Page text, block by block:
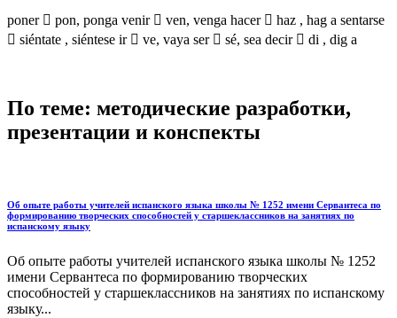
poner  pon, ponga venir  ven, venga hacer  haz , hag a sentarse
 siéntate , siéntese ir  ve, vaya ser  sé, sea decir  di , dig a
По теме: методические разработки,
презентации и конспекты
Об опыте работы учителей испанского языка школы № 1252 имени Сервантеса по
формированию творческих способностей у старшеклассников на занятиях по
испанскому языку
Об опыте работы учителей испанского языка школы № 1252
имени Сервантеса по формированию творческих
способностей у старшеклассников на занятиях по испанскому
языку...